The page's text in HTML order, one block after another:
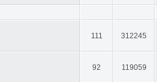
111 312245
92 119059